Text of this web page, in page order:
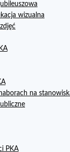
wizualna
na
PKA